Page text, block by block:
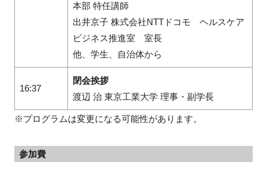
本部 特任講師
出井京子 株式会社NTTドコモ ヘルスケア
ビジネス推進室 室長
他、学生、自治体から
16:37
閉会挨拶
渡辺 治 東京工業大学 理事・副学長
※プログラムは変更になる可能性があります。
参加費